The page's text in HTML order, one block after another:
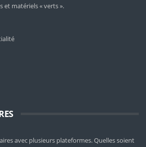
et matériels « verts ».
avec plusieurs plateformes. Quelles soient